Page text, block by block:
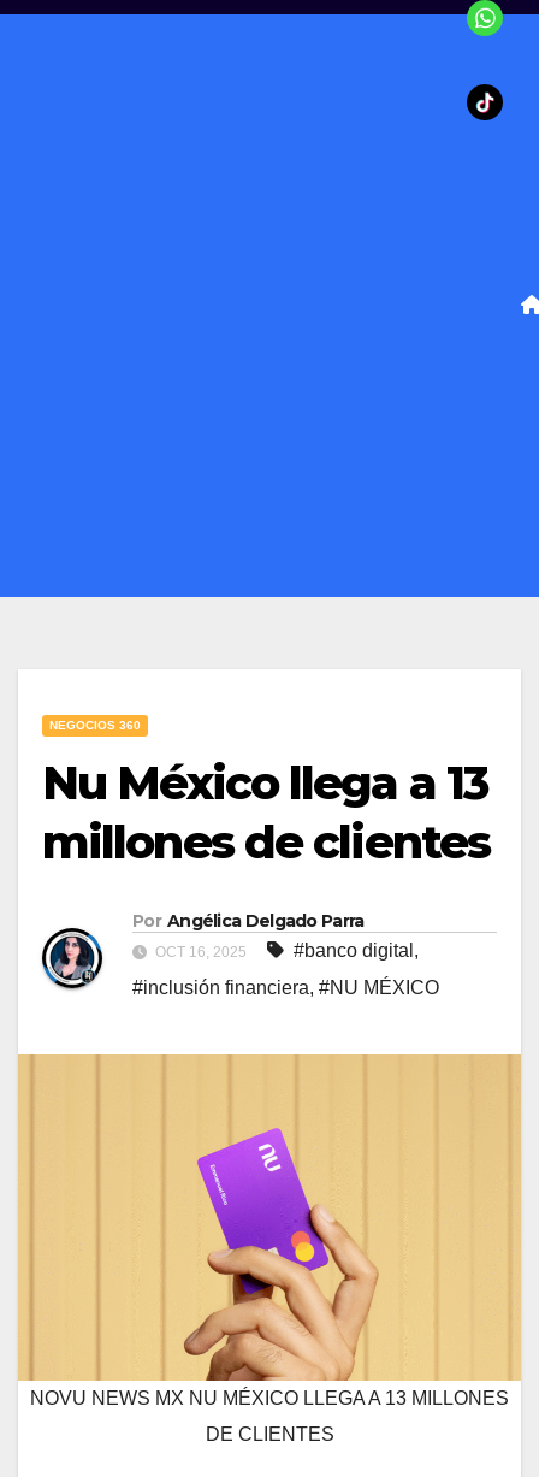
NEGOCIOS 360
Nu México llega a 13
millones de clientes
Por Angélica Delgado Parra
OCT 16, 2025 #banco digital ,
#inclusión financiera, #NU MÉXICO
NOVU NEWS MX NU MÉXICO LLEGA A 13 MILLONES
DE CLIENTES